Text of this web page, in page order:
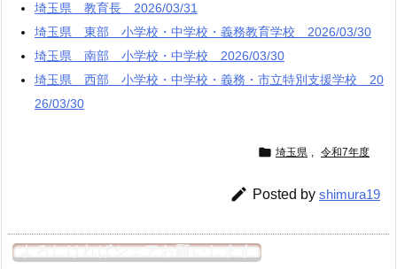
埼玉県 教育長 2026/03/31
埼玉県 東部 小学校・中学校・義務教育学校 2026/03/30
埼玉県 南部 小学校・中学校 2026/03/30
埼玉県 西部 小学校・中学校・義務・市立特別支援学校 20
26/03/30
 埼玉県 , 令和7年度
 Posted by shimura19
よろしければシェアお願いします